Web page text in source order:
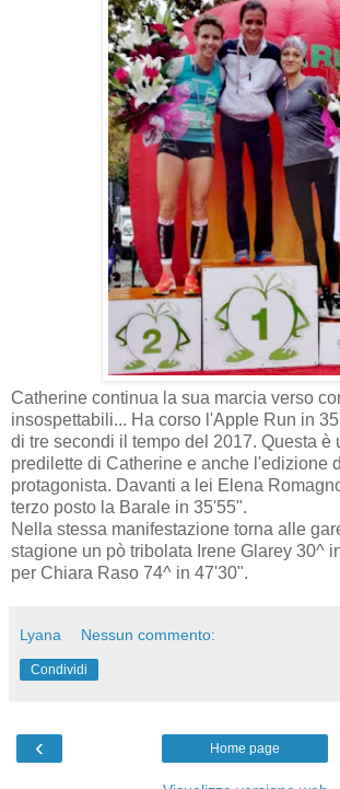
Catherine continua la sua marcia verso
insospettabili... Ha corso l'Apple Run in
di tre secondi il tempo del 2017. Questa è
predilette di Catherine e anche l'edizione
protagonista. Davanti a lei Elena
terzo posto la Barale in 35'55".
Nella stessa manifestazione torna alle
stagione un pò tribolata Irene Glarey 30^
per Chiara Raso 74^ in 47'30".
Lyana Nessun commento:
Condividi
‹ Home page